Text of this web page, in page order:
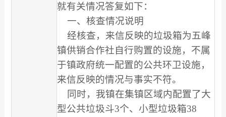
就有关情况答复如下：
一、核查情况说明
经核查，来信反映的垃圾箱为五峰
镇供销合作社自行购置的设施，不属
于镇政府统一配置的公共环卫设施，
来信反映的情况与事实不符。
同时，我镇在集镇区域内配置了大
型公共垃圾斗3个、小型垃圾箱38